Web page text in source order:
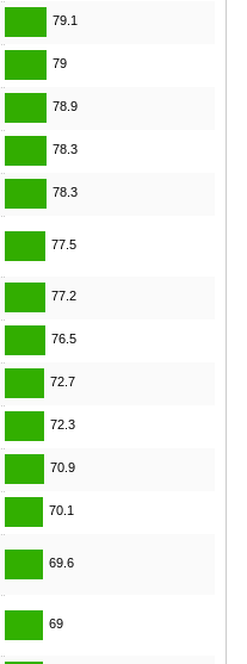
79.1
79
78.9
78.3
78.3
77.5
77.2
76.5
72.7
72.3
70.9
70.1
69.6
69